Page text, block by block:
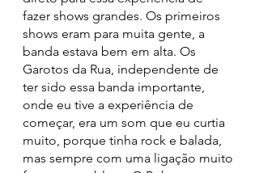
fazer shows grandes. Os primeiros
shows eram para muita gente, a
banda estava bem em alta. Os
Garotos da Rua, independente de
ter sido essa banda importante,
onde eu tive a experiência de
começar, era um som que eu curtia
muito, porque tinha rock e balada,
mas sempre com uma ligação muito